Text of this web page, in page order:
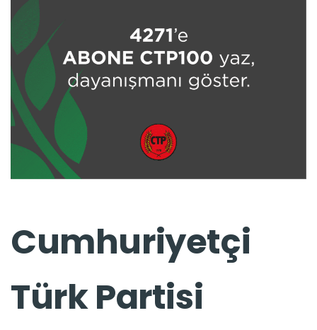
Cumhuriyetçi
Türk Partisi